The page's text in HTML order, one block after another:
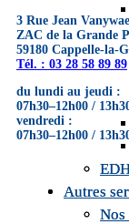
Autres
Nos
Autres
Nos
3 Rue Jean
ZAC de la Grande
59180 Cappelle-la-
Tél. : 03 28 58 89 89
du lundi au jeudi :
07h30–12h00 /
vendredi :
07h30–12h00 /